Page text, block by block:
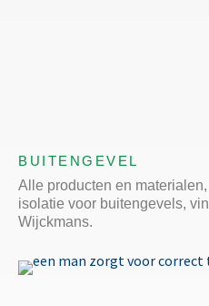
BUITENGEVEL
Alle producten en
isolatie voor buitengevels,
Wijckmans.